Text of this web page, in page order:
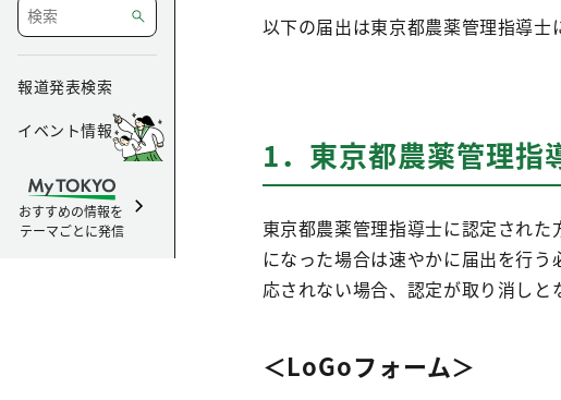
報道発表検索
イベント情報
おすすめの情報を
テーマごとに発信
以下の届出は東京都農薬管理指導士
1．東京都農薬管理指
東京都農薬管理指導士に認定され
になった場合は速やかに届出を行
応されない場合、認定が取り消しと
＜LoGoフォーム＞